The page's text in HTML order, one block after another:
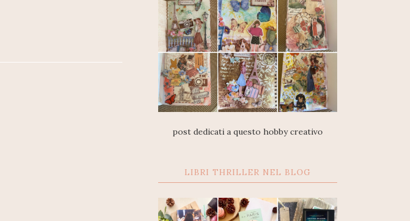
post dedicati a questo hobby creativo
LIBRI THRILLER NEL BLOG